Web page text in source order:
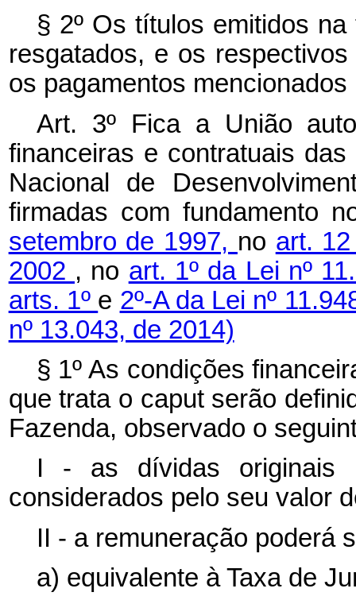
§ 2º Os títulos emitidos
resgatados, e os
os pagamentos
Art. 3º Fica a União
financeiras e contratuais
Nacional de
firmadas com fundamento
setembro de 1997, no art.
2002 , no art. 1º da Lei nº
arts. 1º e 2º-A da Lei nº
nº 13.043, de 2014)
§ 1º As condições
que trata o caput serão
Fazenda, observado o
I - as dívidas originais
considerados pelo seu valor
II - a remuneração poderá
a) equivalente à Taxa de